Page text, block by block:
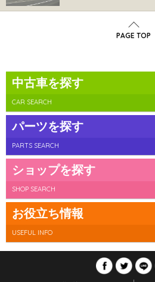
PAGE TOP
中古車を探す
CAR SEARCH
パーツを探す
PARTS SEARCH
ショップを探す
SHOP SEARCH
お役立ち情報
USEFUL INFO